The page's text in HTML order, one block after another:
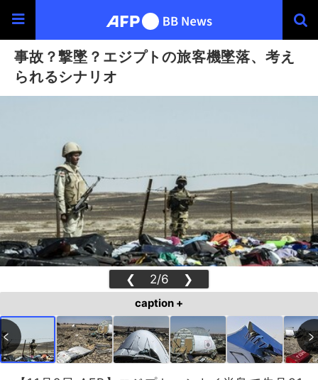
事故？撃墜？エジプトの旅客機墜落、考え
られるシナリオ
❮ 2/6 ❯
caption +